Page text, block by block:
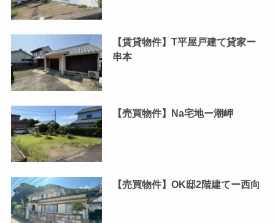
【賃貸物件】T平屋戸建て貸家ー
串本
【売買物件】Na宅地ー潮岬
【売買物件】OK邸2階建てー西向